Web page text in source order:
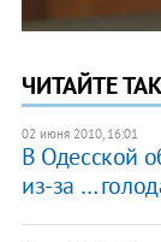
ЧИТАЙТЕ
02 июня 2010, 16:01
В Одесской
из-за …